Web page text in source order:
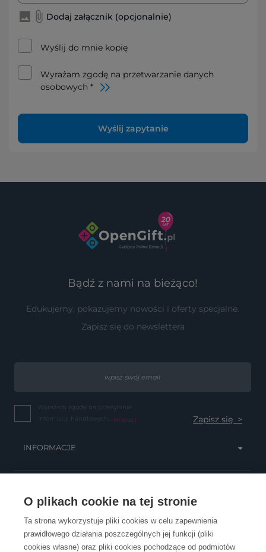
O plikach cookie na tej stronie
Ta strona wykorzystuje pliki cookies w celu zapewnienia
prawidłowego działania poszczególnych jej funkcji (pliki
cookies własne) oraz pliki cookies pochodzące od podmiotów
Dodaj załącznik (opcjonalnie)
Wyślij do mnie kopię
Wyrażam zgodę na przetwarzanie danych
osobowych *
Wyślij zapytanie
Bądź z nami na bieżąco!
Edukujemy, pokazujemy nowości i oferty specjalne.
Zapisz się do newslettera
Wyrażam zgodę na przesyłanie
informacji handlowych... (więcej)
INFORMACJE
OBSŁUGA KLIENTA
KONTAKT